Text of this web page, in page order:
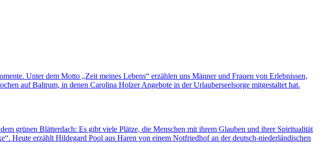
Unter dem Motto „Zeit meines Lebens“ erzählen uns Männer und Frauen von Erlebnissen,
auf Baltrum, in denen Carolina Holzer Angebote in der Urlauberseelsorge mitgestaltet hat.
grünen Blätterdach: Es gibt viele Plätze, die Menschen mit ihrem Glauben und ihrer Spiritualität
Heute erzählt Hildegard Pool aus Haren von einem Notfriedhof an der deutsch-niederländischen